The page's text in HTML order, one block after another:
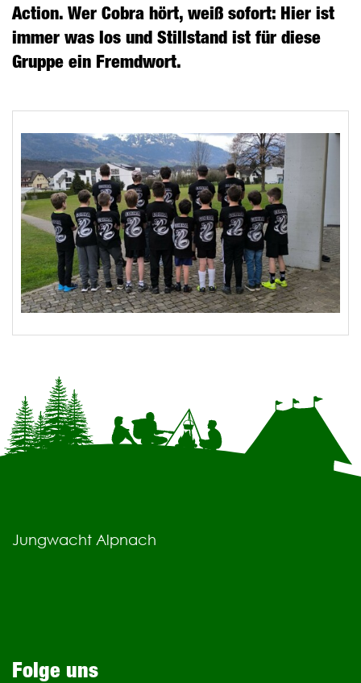
Action. Wer Cobra hört, weiß sofort: Hier ist
immer was los und Stillstand ist für diese
Gruppe ein Fremdwort.
Jungwacht Alpnach
Folge uns